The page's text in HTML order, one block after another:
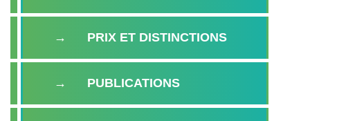
PRIX ET DISTINCTIONS
PUBLICATIONS